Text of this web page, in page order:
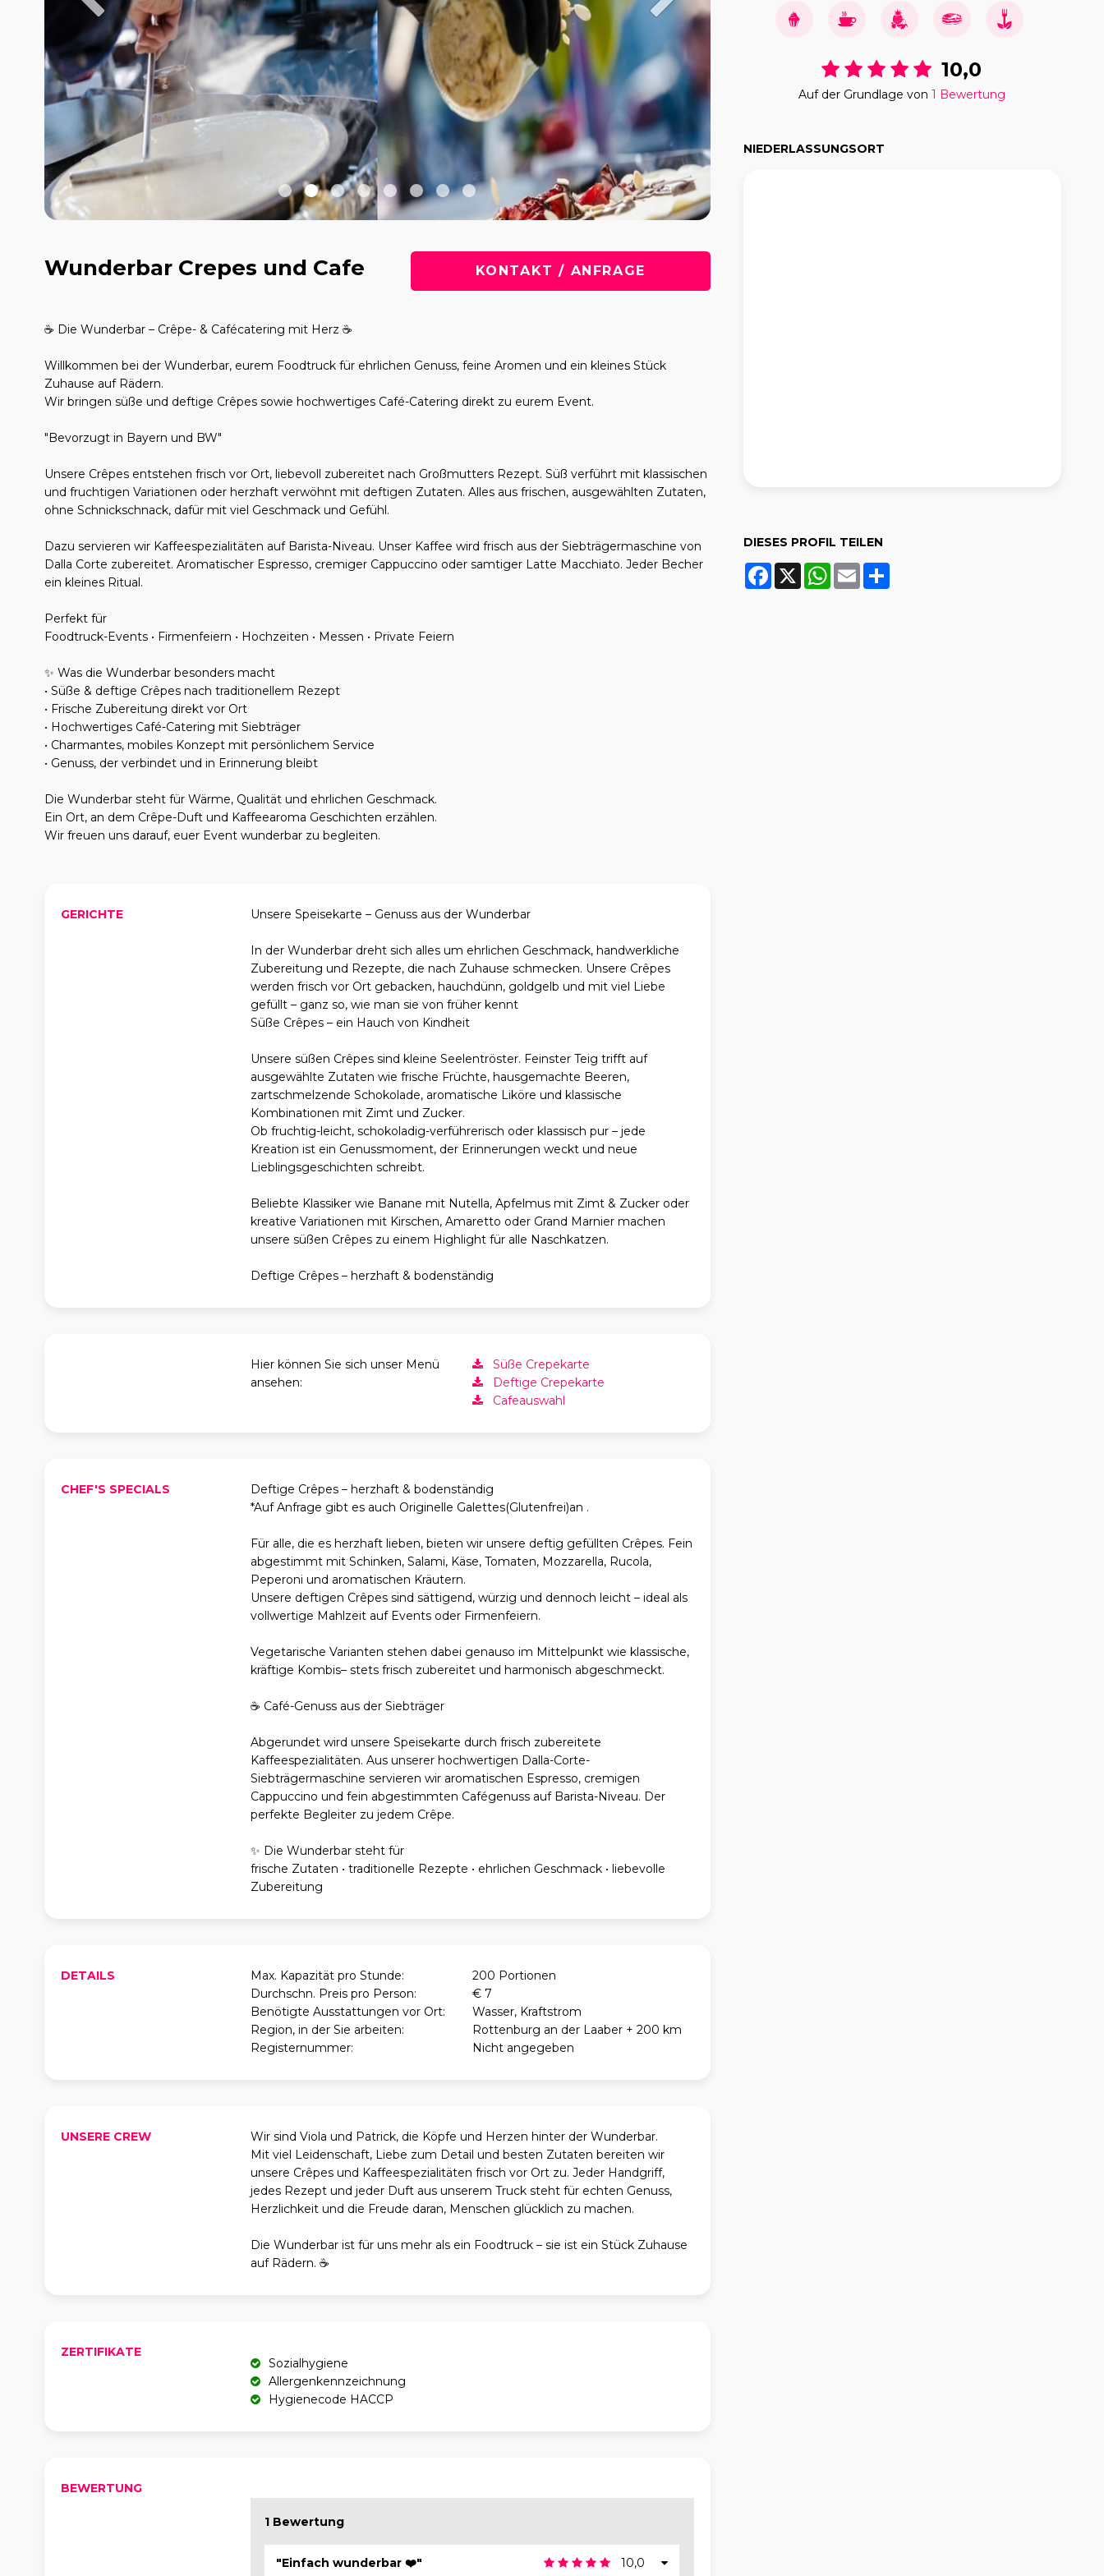
Wunderbar Crepes und Cafe KONTAKT / ANFRAGE
☕ Die Wunderbar – Crêpe- & Cafécatering mit Herz ☕
Willkommen bei der Wunderbar, eurem Foodtruck für ehrlichen Genuss, feine Aromen und ein kleines Stück
Zuhause auf Rädern.
Wir bringen süße und deftige Crêpes sowie hochwertiges Café-Catering direkt zu eurem Event.
"Bevorzugt in Bayern und BW"
Unsere Crêpes entstehen frisch vor Ort, liebevoll zubereitet nach Großmutters Rezept. Süß verführt mit klassischen
und fruchtigen Variationen oder herzhaft verwöhnt mit deftigen Zutaten. Alles aus frischen, ausgewählten Zutaten,
ohne Schnickschnack, dafür mit viel Geschmack und Gefühl.
Dazu servieren wir Kaffeespezialitäten auf Barista-Niveau. Unser Kaffee wird frisch aus der Siebträgermaschine von
Dalla Corte zubereitet. Aromatischer Espresso, cremiger Cappuccino oder samtiger Latte Macchiato. Jeder Becher
ein kleines Ritual.
Perfekt für
Foodtruck-Events • Firmenfeiern • Hochzeiten • Messen • Private Feiern
✨ Was die Wunderbar besonders macht
• Süße & deftige Crêpes nach traditionellem Rezept
• Frische Zubereitung direkt vor Ort
• Hochwertiges Café-Catering mit Siebträger
• Charmantes, mobiles Konzept mit persönlichem Service
• Genuss, der verbindet und in Erinnerung bleibt
Die Wunderbar steht für Wärme, Qualität und ehrlichen Geschmack.
Ein Ort, an dem Crêpe-Duft und Kaffeearoma Geschichten erzählen.
Wir freuen uns darauf, euer Event wunderbar zu begleiten.
GERICHTE Unsere Speisekarte – Genuss aus der Wunderbar
In der Wunderbar dreht sich alles um ehrlichen Geschmack, handwerkliche
Zubereitung und Rezepte, die nach Zuhause schmecken. Unsere Crêpes
werden frisch vor Ort gebacken, hauchdünn, goldgelb und mit viel Liebe
gefüllt – ganz so, wie man sie von früher kennt
Süße Crêpes – ein Hauch von Kindheit
Unsere süßen Crêpes sind kleine Seelentröster. Feinster Teig trifft auf
ausgewählte Zutaten wie frische Früchte, hausgemachte Beeren,
zartschmelzende Schokolade, aromatische Liköre und klassische
Kombinationen mit Zimt und Zucker.
Ob fruchtig-leicht, schokoladig-verführerisch oder klassisch pur – jede
Kreation ist ein Genussmoment, der Erinnerungen weckt und neue
Lieblingsgeschichten schreibt.
Beliebte Klassiker wie Banane mit Nutella, Apfelmus mit Zimt & Zucker oder
kreative Variationen mit Kirschen, Amaretto oder Grand Marnier machen
unsere süßen Crêpes zu einem Highlight für alle Naschkatzen.
Deftige Crêpes – herzhaft & bodenständig
Hier können Sie sich unser Menü
ansehen:
Süße Crepekarte
Deftige Crepekarte
Cafeauswahl
CHEF'S SPECIALS
Deftige Crêpes – herzhaft & bodenständig
*Auf Anfrage gibt es auch Originelle Galettes(Glutenfrei)an .
Für alle, die es herzhaft lieben, bieten wir unsere deftig gefüllten Crêpes. Fein
abgestimmt mit Schinken, Salami, Käse, Tomaten, Mozzarella, Rucola,
Peperoni und aromatischen Kräutern.
Unsere deftigen Crêpes sind sättigend, würzig und dennoch leicht – ideal als
vollwertige Mahlzeit auf Events oder Firmenfeiern.
Vegetarische Varianten stehen dabei genauso im Mittelpunkt wie klassische,
kräftige Kombis– stets frisch zubereitet und harmonisch abgeschmeckt.
☕ Café-Genuss aus der Siebträger
Abgerundet wird unsere Speisekarte durch frisch zubereitete
Kaffeespezialitäten. Aus unserer hochwertigen Dalla-Corte-
Siebträgermaschine servieren wir aromatischen Espresso, cremigen
Cappuccino und fein abgestimmten Cafégenuss auf Barista-Niveau. Der
perfekte Begleiter zu jedem Crêpe.
✨ Die Wunderbar steht für
frische Zutaten • traditionelle Rezepte • ehrlichen Geschmack • liebevolle
Zubereitung
DETAILS Max. Kapazität pro Stunde:
200 Portionen
Durchschn. Preis pro Person:
€ 7
Benötigte Ausstattungen vor Ort:
Wasser, Kraftstrom
Region, in der Sie arbeiten:
Rottenburg an der Laaber + 200 km
Registernummer:
Nicht angegeben
UNSERE CREW
Wir sind Viola und Patrick, die Köpfe und Herzen hinter der Wunderbar.
Mit viel Leidenschaft, Liebe zum Detail und besten Zutaten bereiten wir
unsere Crêpes und Kaffeespezialitäten frisch vor Ort zu. Jeder Handgriff,
jedes Rezept und jeder Duft aus unserem Truck steht für echten Genuss,
Herzlichkeit und die Freude daran, Menschen glücklich zu machen.
Die Wunderbar ist für uns mehr als ein Foodtruck – sie ist ein Stück Zuhause
auf Rädern. ☕
ZERTIFIKATE
Sozialhygiene
Allergenkennzeichnung
Hygienecode HACCP
BEWERTUNG
1 Bewertung
"Einfach wunderbar ❤️" 10,0
10,0
Auf der Grundlage von 1 Bewertung
NIEDERLASSUNGSORT
DIESES PROFIL TEILEN
Facebook
X WhatsApp
EmailShare